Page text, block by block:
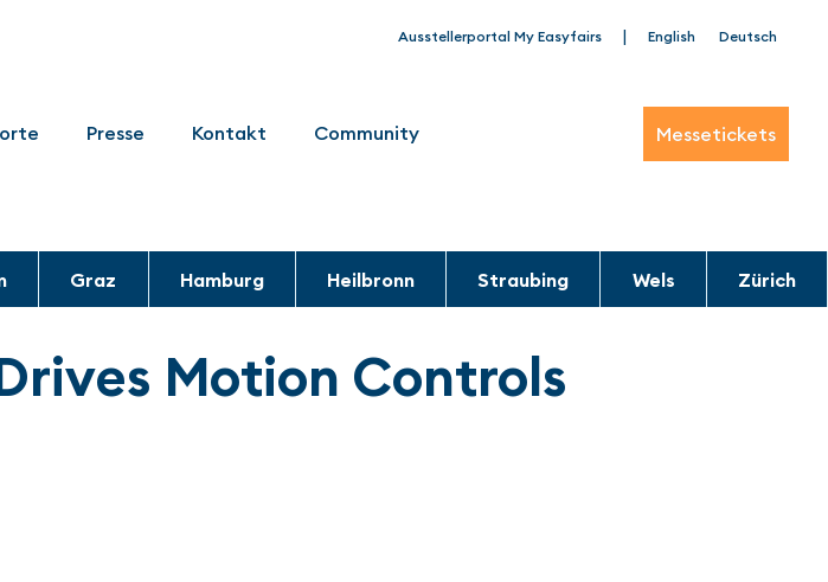
Ausstellerportal My Easyfairs | English Deutsch
Presse Kontakt Community Messetickets
Graz Hamburg Heilbronn Straubing Wels Zürich
Motion Controls